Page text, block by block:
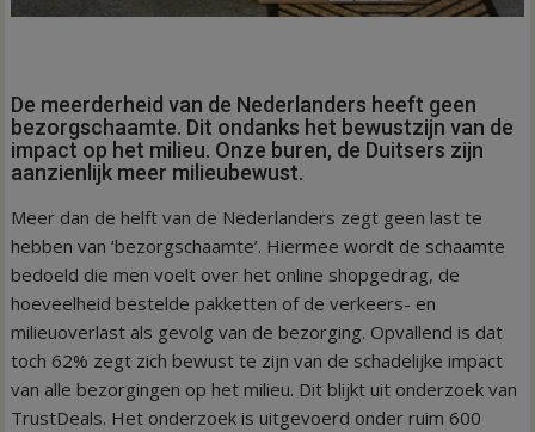
De meerderheid van de Nederlanders heeft geen
bezorgschaamte. Dit ondanks het bewustzijn van de
impact op het milieu. Onze buren, de Duitsers zijn
aanzienlijk meer milieubewust.
Meer dan de helft van de Nederlanders zegt geen last te
hebben van ‘bezorgschaamte’. Hiermee wordt de schaamte
bedoeld die men voelt over het online shopgedrag, de
hoeveelheid bestelde pakketten of de verkeers- en
milieuoverlast als gevolg van de bezorging. Opvallend is dat
toch 62% zegt zich bewust te zijn van de schadelijke impact
van alle bezorgingen op het milieu. Dit blijkt uit onderzoek van
TrustDeals. Het onderzoek is uitgevoerd onder ruim 600